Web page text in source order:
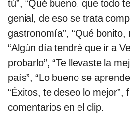
tú”, “Qué bueno, que todo
genial, de eso se trata
gastronomía”, “Qué bonito,
“Algún día tendré que ir a
probarlo”, “Te llevaste la
país”, “Lo bueno se
“Éxitos, te deseo lo mejor”,
comentarios en el clip.